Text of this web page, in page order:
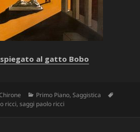
spiegato al gatto Bobo
Categorie
Primo Piano,Saggistica
ricci,saggi paolo ricci